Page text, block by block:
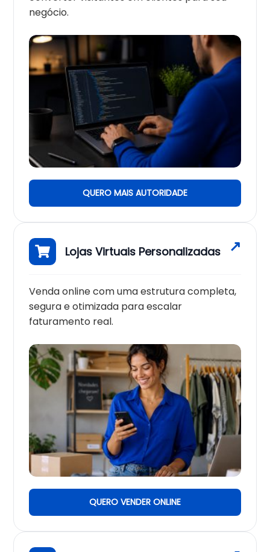
negócio.
QUERO MAIS AUTORIDADE
Lojas Virtuais Personalizadas
Venda online com uma estrutura completa,
segura e otimizada para escalar
faturamento real.
QUERO VENDER ONLINE